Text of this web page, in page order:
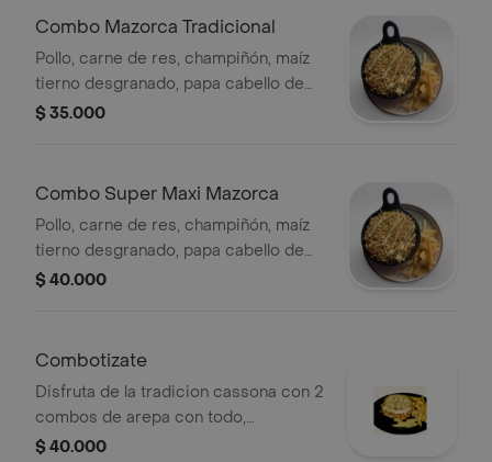
bebida a elegir.
Combo Mazorca Tradicional
Pollo, carne de res, champiñón, maíz
tierno desgranado, papa cabello de
ángel, abundante queso, salsa de la
$ 35.000
Combo Super Maxi Mazorca
Pollo, carne de res, champiñón, maíz
tierno desgranado, papa cabello de
ángel, chorizo santarrosano, tocineta
elegir.
$ 40.000
Combotizate
Disfruta de la tradicion cassona con 2
combos de arepa con todo,
acompañados de papas a la francesa
$ 40.000